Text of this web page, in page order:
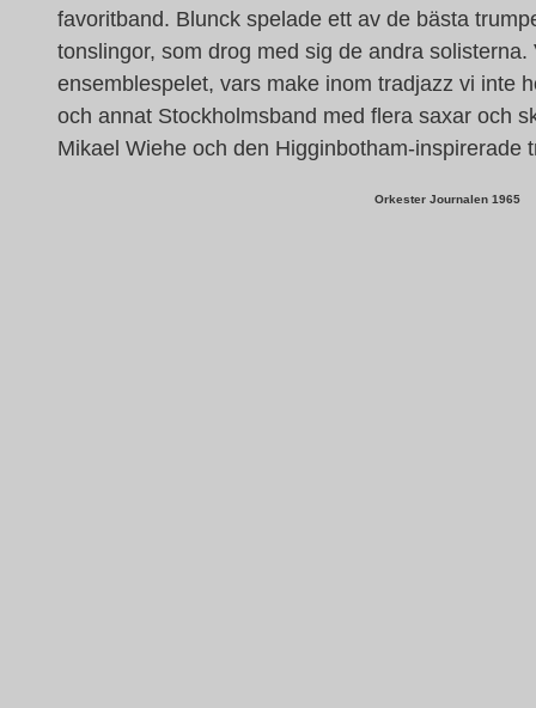
favoritband. Blunck spelade ett av de bästa
tonslingor, som drog med sig de andra
ensemblespelet, vars make inom tradjazz vi inte
och annat Stockholmsband med flera saxar och
Mikael Wiehe och den Higginbotham-
Orkester Journalen 1965